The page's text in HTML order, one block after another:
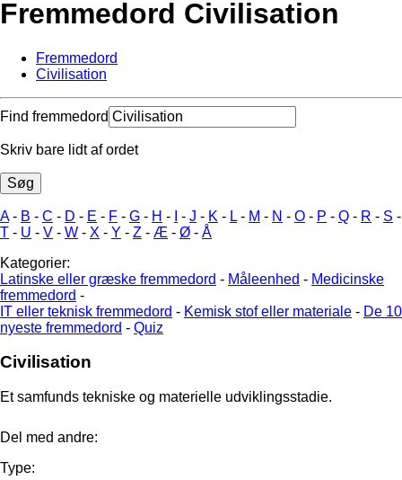
Fremmedord Civilisation
Fremmedord
Civilisation
Find fremmedord
Skriv bare lidt af ordet
A- B - C - D - E - F - G - H - - J - K - L - M - N - O - P - Q - R - S -
T - U - V - W - X - Y - Z - Æ - Ø - Å
Kategorier:
Latinske eller græske fremmedord - Måleenhed - Medicinske
fremmedord -
IT eller teknisk fremmedord - Kemisk stof eller materiale - De 10
nyeste fremmedord - Quiz
Civilisation
Et samfunds tekniske og materielle udviklingsstadie.
Del med andre:
Type: